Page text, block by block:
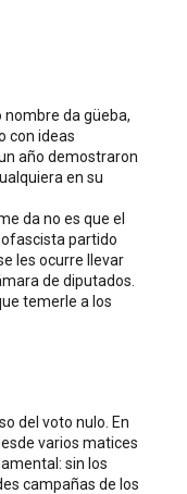
nombre da güeba,
con ideas
año demostraron
en su
da no es que el
partido
les ocurre llevar
de diputados.
temerle a los
del voto nulo. En
varios matices
sin los
campañas de los